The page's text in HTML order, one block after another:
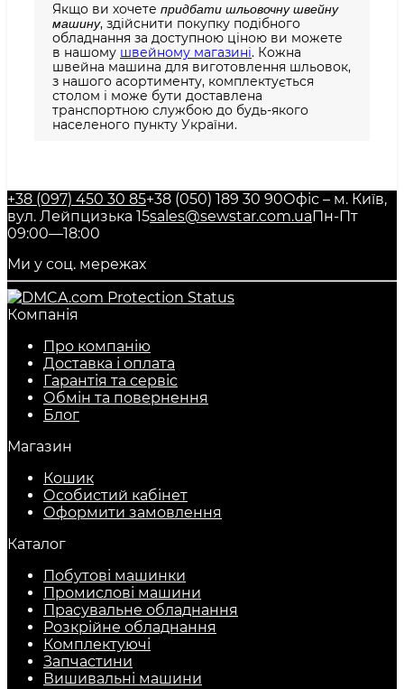
Якщо ви хочете придбати шльовочну швейну
машину, здійснити покупку подібного
обладнання за доступною ціною ви можете
в нашому швейному магазині. Кожна
швейна машина для виготовлення шльовок,
з нашого асортименту, комплектується
столом і може бути доставлена
транспортною службою до будь-якого
населеного пункту України.
+38 (097) 450 30 85+38 (050) 189 30 90Офіс – м. Київ,
вул. Лейпцизька 15sales@sewstar.com.uaПн-Пт
09:00—18:00
Ми у соц. мережах
Компанія
Про компанію
Доставка і оплата
Гарантія та сервіс
Обмін та повернення
Блог
Магазин
Кошик
Особистий кабінет
Оформити замовлення
Каталог
Побутові машинки
Промислові машини
Прасувальне обладнання
Розкрійне обладнання
Комплектуючі
Запчастини
Вишивальні машини